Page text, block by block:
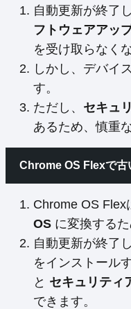
自動更新が終了
フトウェアアッ
を受け取らなく
しかし、デバイ
す。
ただし、 セキュ
あるため、慎重
Chrome OS Flexで古
Chrome OS Flex
OS に変換するた
自動更新が終了
をインストール
と セキュリティ
できます。